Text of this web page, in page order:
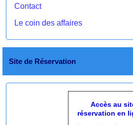
Contact
Le coin des affaires
Site de Réservation
Accès au
réservation en